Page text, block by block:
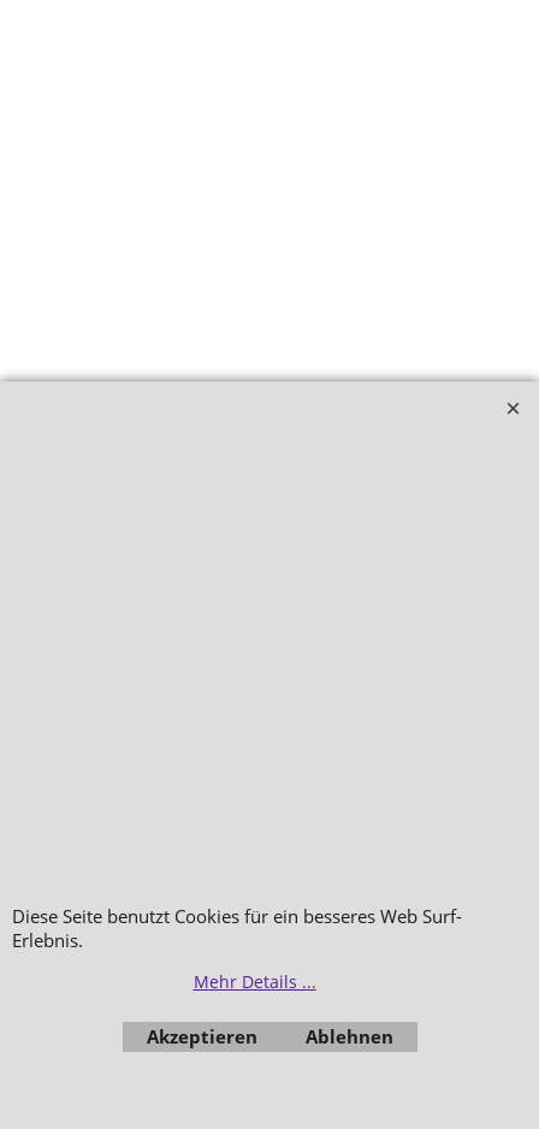
Diese Seite benutzt Cookies für ein besseres Web Surf-
Erlebnis.
Mehr Details ...
Akzeptieren Ablehnen